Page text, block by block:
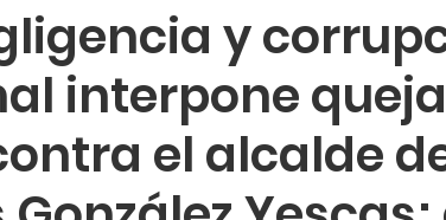
y
interpone
el alcalde